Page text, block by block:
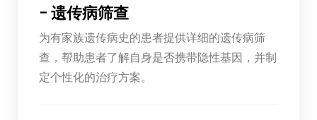
– 遗传病筛查
为有家族遗传病史的患者提供详细的遗传病筛
查，帮助患者了解自身是否携带隐性基因，并制
定个性化的治疗方案。